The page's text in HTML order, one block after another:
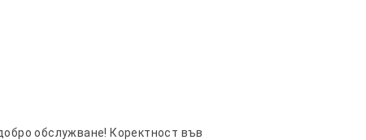
обслужване! Коректност във